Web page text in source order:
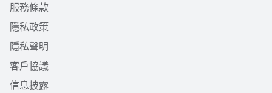
服務條款
隱私政策
隱私聲明
客戶協議
信息披露